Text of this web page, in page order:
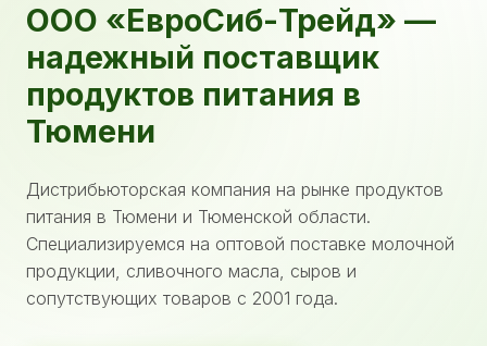
ООО «ЕвроСиб-Трейд» —
надежный поставщик
продуктов питания в
Тюмени
Дистрибьюторская компания на рынке продуктов
питания в Тюмени и Тюменской области.
Специализируемся на оптовой поставке молочной
продукции, сливочного масла, сыров и
сопутствующих товаров с 2001 года.